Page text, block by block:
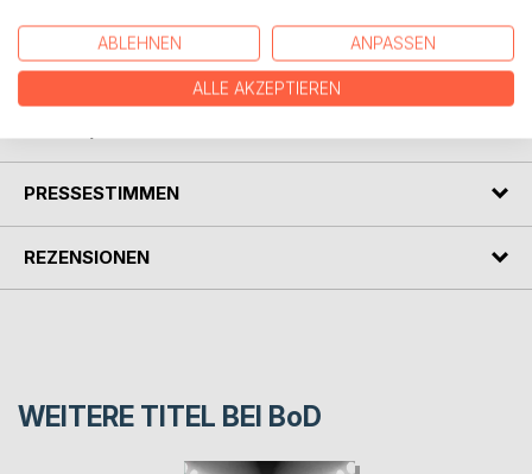
Michael Starcke
PRESSESTIMMEN
REZENSIONEN
WEITERE TITEL BEI BoD
ABLEHNEN ANPASSEN
ALLE AKZEPTIEREN